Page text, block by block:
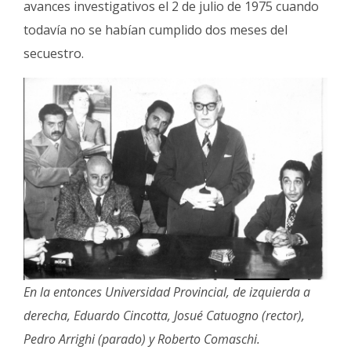
avances investigativos el 2 de julio de 1975 cuando
todavía no se habían cumplido dos meses del
secuestro.
En la entonces Universidad Provincial, de izquierda a
derecha, Eduardo Cincotta, Josué Catuogno (rector),
Pedro Arrighi (parado) y Roberto Comaschi.